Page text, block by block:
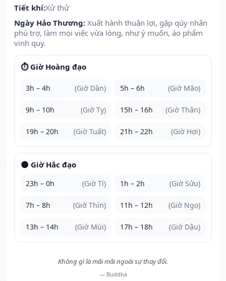
Tiết khí:Xử thử
Ngày Hảo Thương: Xuất hành thuận lợi, gặp qúy nhân
phù trợ, làm mọi việc vừa lòng, như ý muốn, áo phẩm
vinh quy.
⏱️ Giờ Hoàng đạo
3h – 4h (Giờ Dần) 5h – 6h (Giờ Mão)
9h – 10h (Giờ Tỵ) 15h – 16h (Giờ Thân)
19h – 20h (Giờ Tuất) 21h – 22h (Giờ Hợi)
🌑 Giờ Hắc đạo
23h – 0h (Giờ Tí) 1h – 2h (Giờ Sửu)
7h – 8h (Giờ Thìn) 11h – 12h (Giờ Ngọ)
13h – 14h (Giờ Mùi) 17h – 18h (Giờ Dậu)
Không gì là mãi mãi ngoài sự thay đổi.
— Buddha